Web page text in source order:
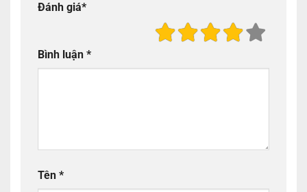
Đánh giá*
Bình luận *
Tên *